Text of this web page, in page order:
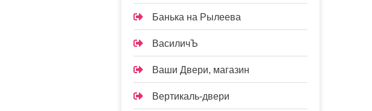
Банька на Рылеева
ВасиличЪ
Ваши Двери, магазин
Вертикаль-двери